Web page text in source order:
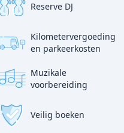
Reserve DJ
p
Kilometervergoeding
en parkeerkosten
Muzikale
voorbereiding
Veilig boeken